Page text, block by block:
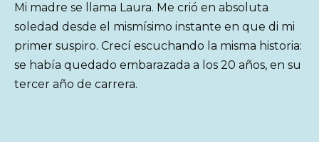
Mi madre se llama Laura. Me crió en absoluta
soledad desde el mismísimo instante en que di mi
primer suspiro. Crecí escuchando la misma historia:
se había quedado embarazada a los 20 años, en su
tercer año de carrera.